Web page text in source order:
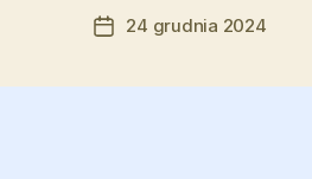
Data24 grudnia 2024